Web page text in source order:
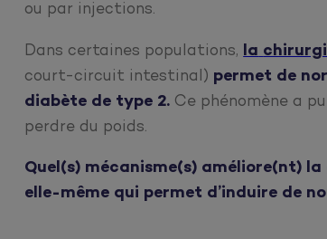
ou par injections.
Dans certaines populations, la
court-circuit intestinal) permet de
diabète de type 2. Ce phénomène a
perdre du poids.
Quel(s) mécanisme(s) améliore(nt)
elle-même qui permet d’induire de